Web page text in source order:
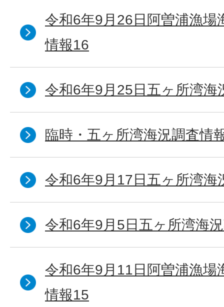
令和6年9月26日阿曽浦漁場
情報16
令和6年9月25日五ヶ所湾海
臨時・五ヶ所湾海況調査情
令和6年9月17日五ヶ所湾海
令和6年9月5日五ヶ所湾海
令和6年9月11日阿曽浦漁場
情報15